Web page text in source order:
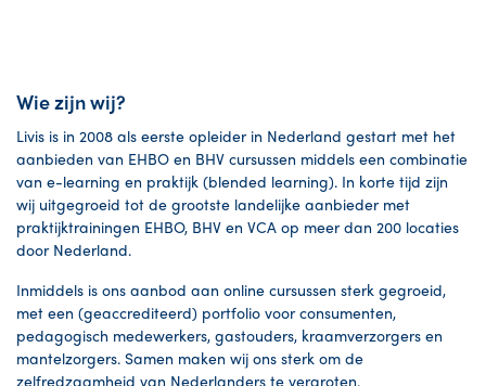
Wie zijn wij?
Livis is in 2008 als eerste opleider in Nederland gestart met het
aanbieden van EHBO en BHV cursussen middels een combinatie
van e-learning en praktijk (blended learning). In korte tijd zijn
wij uitgegroeid tot de grootste landelijke aanbieder met
praktijktrainingen EHBO, BHV en VCA op meer dan 200 locaties
door Nederland.
Inmiddels is ons aanbod aan online cursussen sterk gegroeid,
met een (geaccrediteerd) portfolio voor consumenten,
pedagogisch medewerkers, gastouders, kraamverzorgers en
mantelzorgers. Samen maken wij ons sterk om de
zelfredzaamheid van Nederlanders te vergroten.